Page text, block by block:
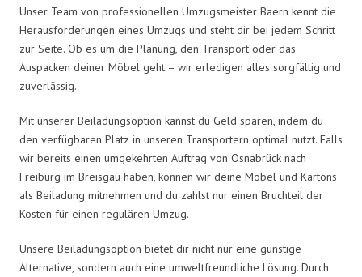
Unser Team von professionellen Umzugsmeister Baern kennt die
Herausforderungen eines Umzugs und steht dir bei jedem Schritt
zur Seite. Ob es um die Planung, den Transport oder das
Auspacken deiner Möbel geht – wir erledigen alles sorgfältig und
zuverlässig.
Mit unserer Beiladungsoption kannst du Geld sparen, indem du
den verfügbaren Platz in unseren Transportern optimal nutzt. Falls
wir bereits einen umgekehrten Auftrag von Osnabrück nach
Freiburg im Breisgau haben, können wir deine Möbel und Kartons
als Beiladung mitnehmen und du zahlst nur einen Bruchteil der
Kosten für einen regulären Umzug.
Unsere Beiladungsoption bietet dir nicht nur eine günstige
Alternative, sondern auch eine umweltfreundliche Lösung. Durch